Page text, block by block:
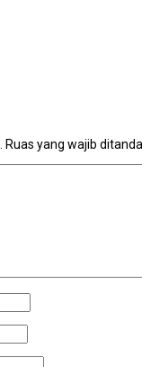
Ruas yang wajib